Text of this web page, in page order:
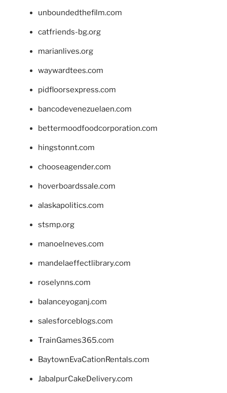
unboundedthefilm.com
catfriends-bg.org
marianlives.org
waywardtees.com
pidfloorsexpress.com
bancodevenezuelaen.com
bettermoodfoodcorporation.com
hingstonnt.com
chooseagender.com
hoverboardssale.com
alaskapolitics.com
stsmp.org
manoelneves.com
mandelaeffectlibrary.com
roselynns.com
balanceyoganj.com
salesforceblogs.com
TrainGames365.com
BaytownEvaCationRentals.com
JabalpurCakeDelivery.com